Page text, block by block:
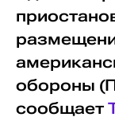
обороны
сообщает